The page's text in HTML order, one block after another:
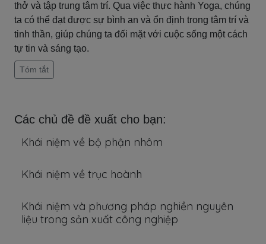
thở và tập trung tâm trí. Qua việc thực hành Yoga, chúng
ta có thể đạt được sự bình an và ổn định trong tâm trí và
tinh thần, giúp chúng ta đối mặt với cuộc sống một cách
tự tin và sáng tạo.
Tóm tắt
Các chủ đề đề xuất cho bạn:
Khái niệm về bộ phận nhôm
Khái niệm về trục hoành
Khái niệm và phương pháp nghiền nguyên
liệu trong sản xuất công nghiệp